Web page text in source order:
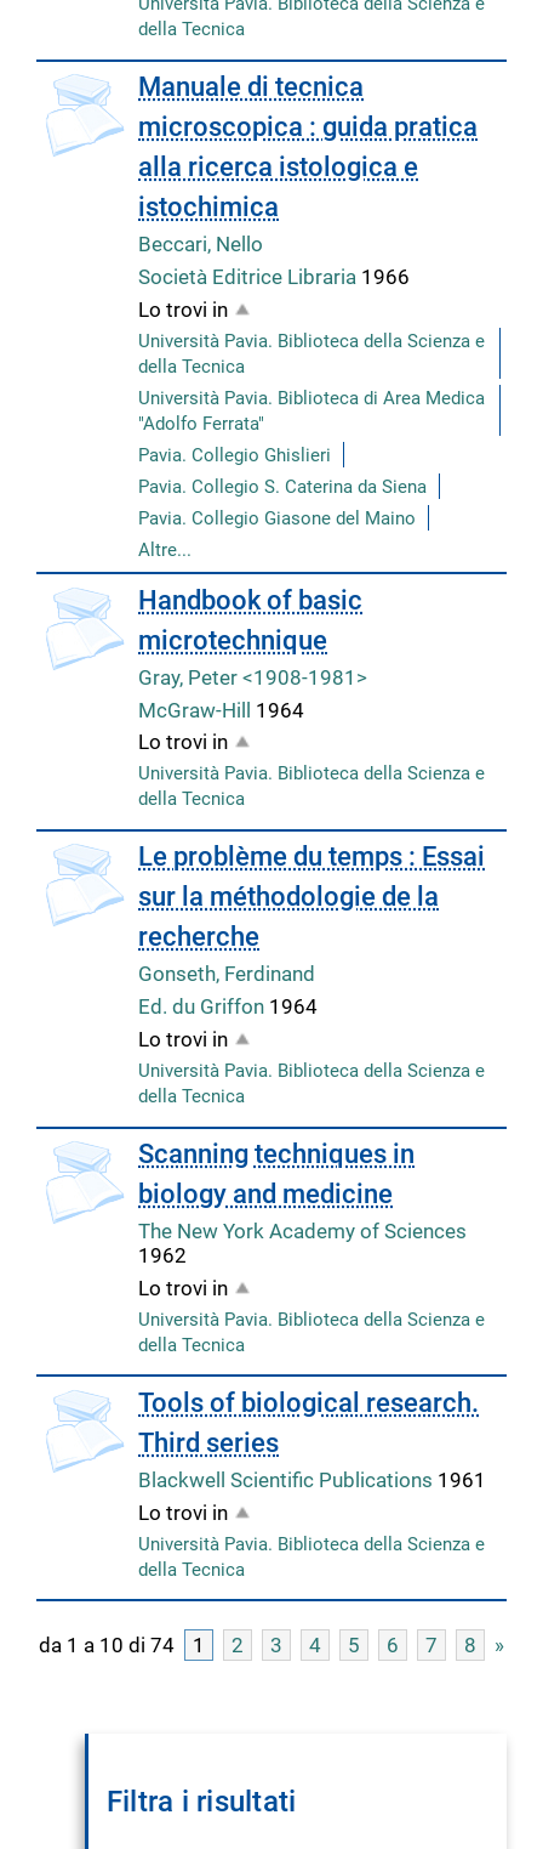
della Tecnica
copertina
Manuale di tecnica
microscopica : guida pratica
alla ricerca istologica e
istochimica
Beccari, Nello
Società Editrice Libraria 1966
Lo trovi in
Università Pavia. Biblioteca della Scienza e
della Tecnica
Università Pavia. Biblioteca di Area Medica
"Adolfo Ferrata"
Pavia. Collegio Ghislieri
Pavia. Collegio S. Caterina da Siena
Pavia. Collegio Giasone del Maino
Altre...
copertina
Handbook of basic
microtechnique
Gray, Peter <1908-1981>
McGraw-Hill 1964
Lo trovi in
Università Pavia. Biblioteca della Scienza e
della Tecnica
copertina
Le problème du temps : Essai
sur la méthodologie de la
recherche
Gonseth, Ferdinand
Ed. du Griffon 1964
Lo trovi in
Università Pavia. Biblioteca della Scienza e
della Tecnica
copertina
Scanning techniques in
biology and medicine
The New York Academy of Sciences
1962
Lo trovi in
Università Pavia. Biblioteca della Scienza e
della Tecnica
copertina
Tools of biological research.
Third series
Blackwell Scientific Publications 1961
Lo trovi in
Università Pavia. Biblioteca della Scienza e
della Tecnica
da 1 a 10 di 74 1 2 3 4 5 6 7 8 »
Filtra i risultati